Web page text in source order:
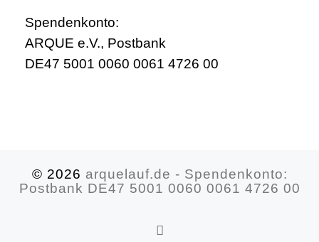
Spendenkonto:
ARQUE e.V., Postbank
DE47 5001 0060 0061 4726 00
© 2026 arquelauf.de - Spendenkonto:
Postbank DE47 5001 0060 0061 4726 00